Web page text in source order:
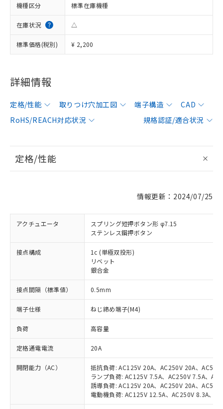
機種区分 標準在庫機種
在庫状況 △
標準価格(税別) ¥ 2,200
詳細情報
定格/性能 取りつけ穴加工図 端子構造
CAD
RoHS/REACH対応状況
規格認証/適合状況
定格/性能
情報更新：2024/07/25
アクチュエータ
スプリング短押ボタン形 φ7.15
ステンレス鋼押ボタン
接点構成
1c (単極双投形)
リベット
銀合金
接点間隔（標準値） 0.5mm
端子仕様 ねじ締め端子(M4)
負荷 高容量
定格通電電流 20A
開閉能力（AC）
抵抗負荷: AC125V 20A、AC250V 20A、
ランプ負荷: AC125V 7.5A、AC250V 7.5A、
誘導負荷: AC125V 20A、AC250V 20A、
電動機負荷: AC125V 12.5A、AC250V 8.3A、